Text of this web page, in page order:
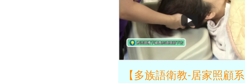
【多族語衛教-居家照顧系